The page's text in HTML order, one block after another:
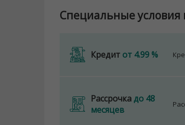
Специальные условия
Кредит от 4.99 %
Рассрочкадо 48
месяцев